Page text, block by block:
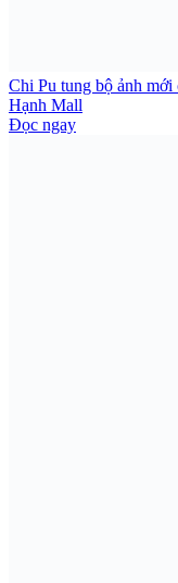
Chi Pu tung bộ ảnh
Hạnh Mall
Đọc ngay